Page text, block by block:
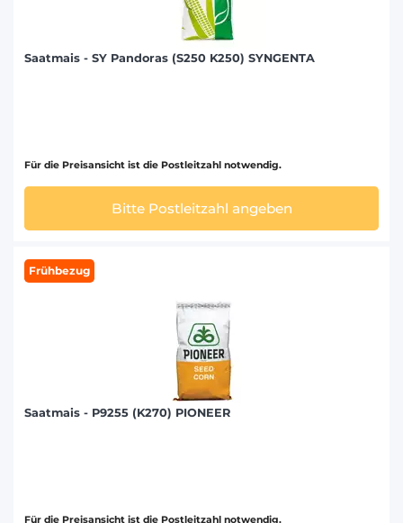
Saatmais - SY Pandoras (S250 K250) SYNGENTA
Für die Preisansicht ist die Postleitzahl notwendig.
Bitte Postleitzahl angeben
Frühbezug
Saatmais - P9255 (K270) PIONEER
Für die Preisansicht ist die Postleitzahl notwendig.